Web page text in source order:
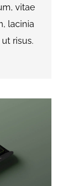
vitae
lacinia
risus.